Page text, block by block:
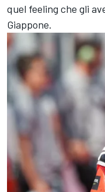
quel feeling che gli
Giappone.